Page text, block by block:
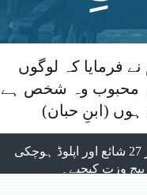
فرمایا کہ لوگوں
محبوب وہ شخص ہے
(ابنِ حبان)
کے تمام شماروں
جو بآسانی ویب
ہیں۔
علمی و تحقیقی رسائل جلد نمبر 27 شائع اور اپلوڈ ہوچکی
وزت کیجیے۔